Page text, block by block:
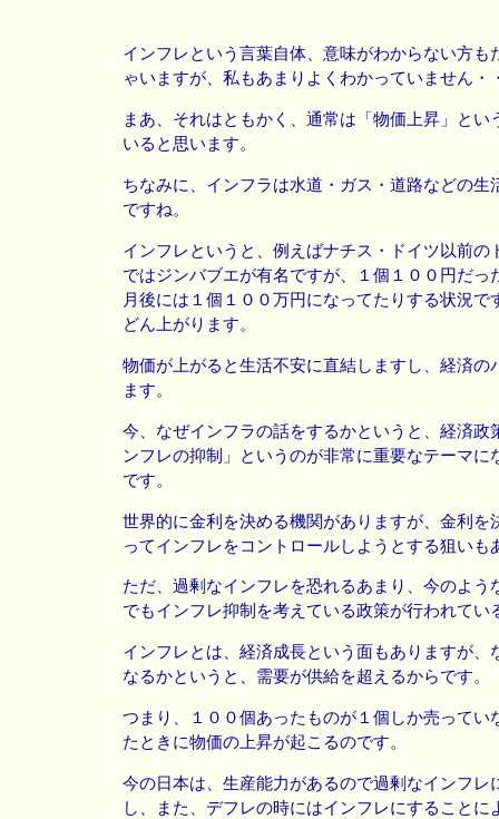
インフレという言葉自体、意味がわからない方も
ゃいますが、私もあまりよくわかっていません・
まあ、それはともかく、通常は「物価上昇」とい
いると思います。
ちなみに、インフラは水道・ガス・道路などの生
ですね。
インフレというと、例えばナチス・ドイツ以前の
ではジンバブエが有名ですが、１個１００円だっ
月後には１個１００万円になってたりする状況で
どん上がります。
物価が上がると生活不安に直結しますし、経済の
ます。
今、なぜインフラの話をするかというと、経済政
ンフレの抑制」というのが非常に重要なテーマに
です。
世界的に金利を決める機関がありますが、金利を
ってインフレをコントロールしようとする狙いも
ただ、過剰なインフレを恐れるあまり、今のよう
でもインフレ抑制を考えている政策が行われてい
インフレとは、経済成長という面もありますが、
なるかというと、需要が供給を超えるからです。
つまり、１００個あったものが１個しか売ってい
たときに物価の上昇が起こるのです。
今の日本は、生産能力があるので過剰なインフレ
し、また、デフレの時にはインフレにすることに